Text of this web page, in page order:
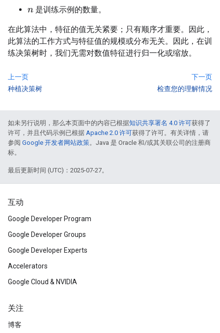
n是训练示例的数量。
在此算法中，特征的值无关紧要；只有顺序才重要。因此，
此算法的工作方式与特征值的规模或分布无关。因此，在训
练决策树时，我们无需对数值特征进行归一化或缩放。
上一页
种植决策树
下一页
检查您的理解情况
如未另行说明，那么本页面中的内容已根据知识共享署名 4.0 许可获得了
许可，并且代码示例已根据 Apache 2.0 许可获得了许可。有关详情，请
参阅 Google 开发者网站政策。Java 是 Oracle 和/或其关联公司的注册商
标。
最后更新时间 (UTC)：2025-07-27。
互动
Google Developer Program
Google Developer Groups
Google Developer Experts
Accelerators
Google Cloud & NVIDIA
关注
博客